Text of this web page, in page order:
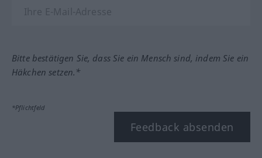
Bitte bestätigen Sie, dass Sie ein Mensch sind, indem Sie ein
Häkchen setzen.*
*Pflichtfeld
Feedback absenden